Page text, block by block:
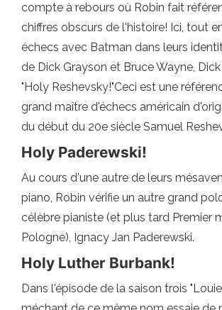
compte à rebours où Robin fait
chiffres obscurs de l'histoire! Ici, tout
échecs avec Batman dans leurs
de Dick Grayson et Bruce Wayne,
"Holy Reshevsky!"Ceci est une
grand maître d'échecs américain
du début du 20e siècle Samuel
Holy Paderewski!
Au cours d'une autre de leurs
piano, Robin vérifie un autre grand
célèbre pianiste (et plus tard Premier
Pologne), Ignacy Jan Paderewski.
Holy Luther Burbank!
Dans l'épisode de la saison trois